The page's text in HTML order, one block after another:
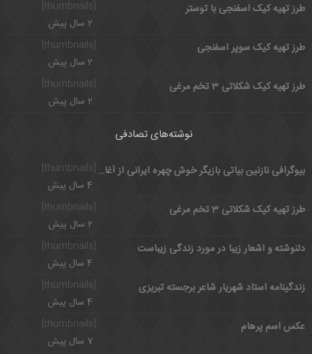
طرز تهیه کیک اسفنجی با توستر
2 سال پیش
[thumbnails]
طرز تهیه کیک سوپر اسفنجی
2 سال پیش
طرز تهیه کیک شکلاتی 3 تخم مرغی
2 سال پیش
نوشته‌های تصادفی
[thumbnails] بیوگرافی نازنین بیاتی بازیگر خوش چهره ایرانی از آغاز تا شهرت
4 سال پیش
طرز تهیه کیک شکلاتی 3 تخم مرغی
2 سال پیش
[thumbnails]
دلنوشته و اشعار زیبا در مورد زندگی زیباست
4 سال پیش
زندگینامه استاد شهریار شاعر برجسته تبریزی
4 سال پیش
عکس اسم پرهام
7 سال پیش